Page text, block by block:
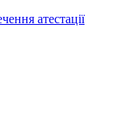
атестації